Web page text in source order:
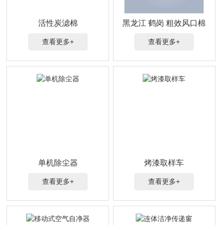
活性炭滤棉
查看更多+
黑龙江 鹤岗 粗效风口棉
查看更多+
单机除尘器
查看更多+
烤漆取样车
查看更多+